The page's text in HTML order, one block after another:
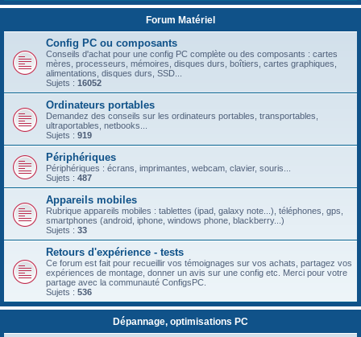
Forum Matériel
Config PC ou composants
Conseils d'achat pour une config PC complète ou des composants : cartes
mères, processeurs, mémoires, disques durs, boîtiers, cartes graphiques,
alimentations, disques durs, SSD...
Sujets : 16052
Ordinateurs portables
Demandez des conseils sur les ordinateurs portables, transportables,
ultraportables, netbooks...
Sujets : 919
Périphériques
Périphériques : écrans, imprimantes, webcam, clavier, souris...
Sujets : 487
Appareils mobiles
Rubrique appareils mobiles : tablettes (ipad, galaxy note...), téléphones, gps,
smartphones (android, iphone, windows phone, blackberry...)
Sujets : 33
Retours d'expérience - tests
Ce forum est fait pour recueillir vos témoignages sur vos achats, partagez vos
expériences de montage, donner un avis sur une config etc. Merci pour votre
partage avec la communauté ConfigsPC.
Sujets : 536
Dépannage, optimisations PC